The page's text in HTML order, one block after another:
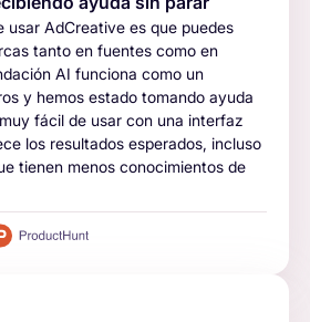
usar AdCreative es que puedes
tanto en fuentes como en
AI funciona como un
y hemos estado tomando ayuda
fácil de usar con una interfaz
los resultados esperados, incluso
tienen menos conocimientos de